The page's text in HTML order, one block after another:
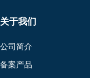
关于我们
公司简介
备案产品